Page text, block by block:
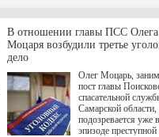
на трудоустройство
спокойную
мирной жизни.
В отношении главы ПСС Олега
Моцаря возбудили третье
дело
Олег Моцарь,
пост главы
спасательной
Самарской области,
подозревается уже
эпизоде преступной